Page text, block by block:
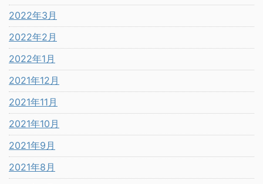
2022年3月
2022年2月
2022年1月
2021年12月
2021年11月
2021年10月
2021年9月
2021年8月